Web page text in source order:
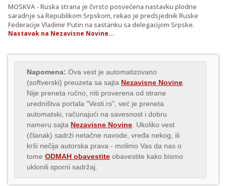
MOSKVA - Ruska strana je čvrsto posvećena nastavku plodne
saradnje sa Republikom Srpskom, rekao je predsjednik Ruske
Federacije Vladimir Putin na sastanku sa delegacijom Srpske.
Nastavak na Nezavisne Novine...
Napomena: Ova vest je automatizovano
(softverski) preuzeta sa sajta Nezavisne Novine
Nije preneta ručno, niti proverena od strane
uredništva portala "Vesti.rs", već je preneta
automatski, računajući na savesnost i dobru
nameru sajta Nezavisne Novine . Ukoliko vest
(članak) sadrži netačne navode, vređa nekog, ili
krši nečija autorska prava - molimo Vas da nas o
tome ODMAH obavestite obavestite kako bismo
uklonili sporni sadržaj.